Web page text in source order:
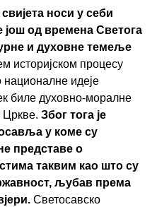
носи у себи
још од времена Светога
и духовне темеље
историјском процесу
националне идеје
биле духовно-моралне
Цркве. Због тога је
у коме су
представе о
таквим као што су
љубав према
Светосавско